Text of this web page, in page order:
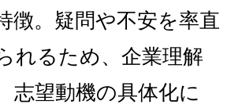
徴。疑問や不安を率直
れるため、企業理解
志望動機の具体化に